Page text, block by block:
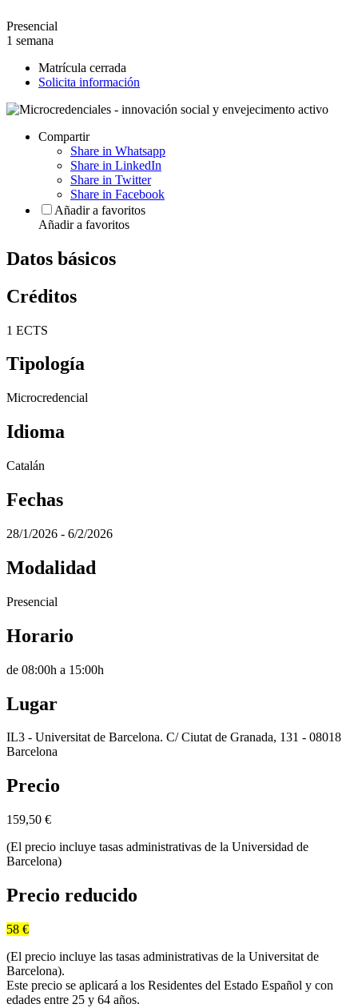
Presencial
1 semana
Matrícula cerrada
Solicita información
Compartir
Share in Whatsapp
Share in LinkedIn
Share in Twitter
Share in Facebook
Añadir a favoritos
Añadir a favoritos
Datos básicos
Créditos
1 ECTS
Tipología
Microcredencial
Idioma
Catalán
Fechas
28/1/2026 - 6/2/2026
Modalidad
Presencial
Horario
de 08:00h a 15:00h
Lugar
IL3 - Universitat de Barcelona. C/ Ciutat de Granada, 131 - 08018
Barcelona
Precio
159,50 €
(El precio incluye tasas administrativas de la Universidad de
Barcelona)
Precio reducido
58 €
(El precio incluye las tasas administrativas de la Universitat de
Barcelona).
Este precio se aplicará a los Residentes del Estado Español y con
edades entre 25 y 64 años.